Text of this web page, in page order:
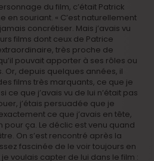
du film, c’était Patrick
en souriant. « C’est naturellement
concrétiser. Mais j’avais vu
films dont ceux de Patrice
très proche de
pouvait apporter à ses rôles ou
depuis quelques années, il
films très marquants, ce que je
ce que j’avais vu de lui n’était pas
j’étais persuadée que je
ce que j’avais en tête,
pour ça. Le déclic est venu quand
On s’est rencontré après la
fascinée de le voir toujours en
voulais capter de lui dans le film :